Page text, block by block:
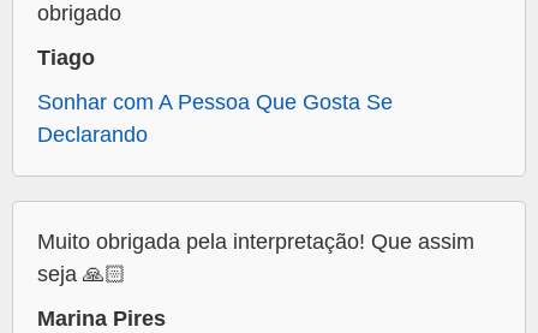
obrigado
Tiago
Sonhar com A Pessoa Que Gosta Se
Declarando
Muito obrigada pela interpretação! Que assim
seja 🙏🏻
Marina Pires